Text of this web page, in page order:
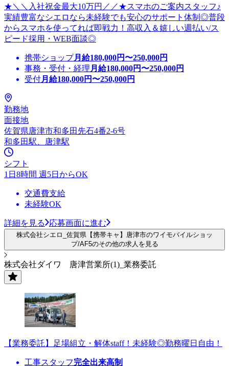
★＼＼入社祝金最大10万円／／★スマホのご案内スタッフ♪
実績豊富なシエロなら未経験でも安心のサポート体制◎普段
からスマホを使ってれば即戦力！高収入＆嬉しい週払い/ス
ピード採用・WEB面談◎
携帯ショップ月給180,000円〜250,000円
事務・受付・経理 月給180,000円〜250,000円
受付月給180,000円〜250,000円
勤務地
面接地
佐賀県唐津市和多田先石4番2-6号
和多田駅、唐津駅
シフト
1日8時間 週5日からOK
交通費支給
未経験OK
詳細を見る 応募画面に進む
株式会社シエロ_佐賀県【携帯キャ】唐津市のワイモバイルショッ
プ/AF5のその他の求人を見る
株式会社ダイワ 唐津営業所(1)_業務委託
【業務委託】足場組立・解体staff！未経験◎勤務曜日自由！
工事スタッフ完全出来高制